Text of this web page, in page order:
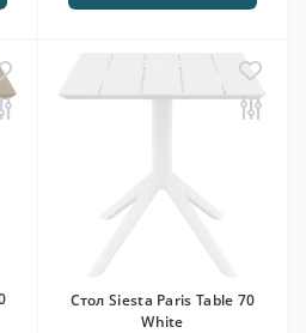
Cтол Siesta Paris Table 70
White